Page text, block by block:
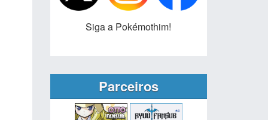
Siga a Pokémothim!
Parceiros